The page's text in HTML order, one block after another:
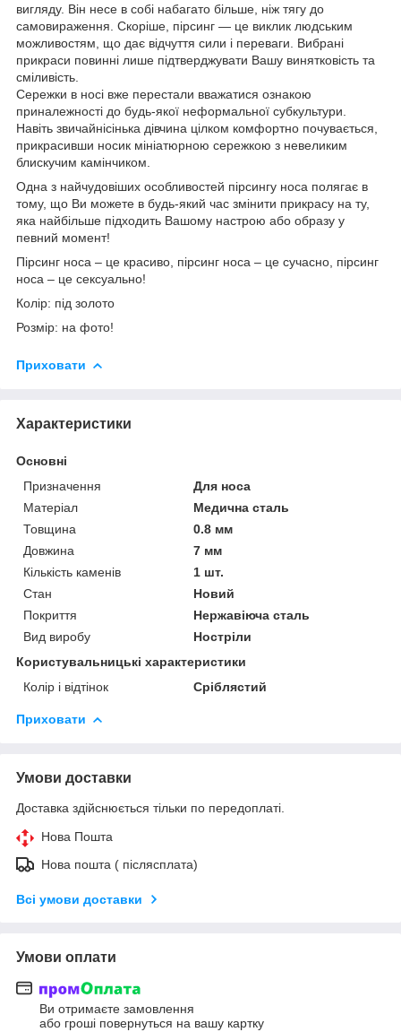
вигляду. Він несе в собі набагато більше, ніж тягу до
самовираження. Скоріше, пірсинг — це виклик людським
можливостям, що дає відчуття сили і переваги. Вибрані
прикраси повинні лише підтверджувати Вашу винятковість та
сміливість.
Сережки в носі вже перестали вважатися ознакою
приналежності до будь-якої неформальної субкультури.
Навіть звичайнісінька дівчина цілком комфортно почувається,
прикрасивши носик мініатюрною сережкою з невеликим
блискучим камінчиком.
Одна з найчудовіших особливостей пірсингу носа полягає в
тому, що Ви можете в будь-який час змінити прикрасу на ту,
яка найбільше підходить Вашому настрою або образу у
певний момент!
Пірсинг носа – це красиво, пірсинг носа – це сучасно, пірсинг
носа – це сексуально!
Колір: під золото
Розмір: на фото!
Приховати
Характеристики
Основні
Призначення
Для носа
Матеріал
Медична сталь
Товщина
0.8 мм
Довжина
7 мм
Кількість каменів
1 шт.
Стан
Новий
Покриття
Нержавіюча сталь
Вид виробу
Ностріли
Користувальницькі характеристики
Колір і відтінок
Сріблястий
Приховати
Умови доставки
Доставка здійснюється тільки по передоплаті.
Нова Пошта
Нова пошта ( післясплата)
Всі умови доставки
Умови оплати
Ви отримаєте замовлення
або гроші повернуться на вашу картку